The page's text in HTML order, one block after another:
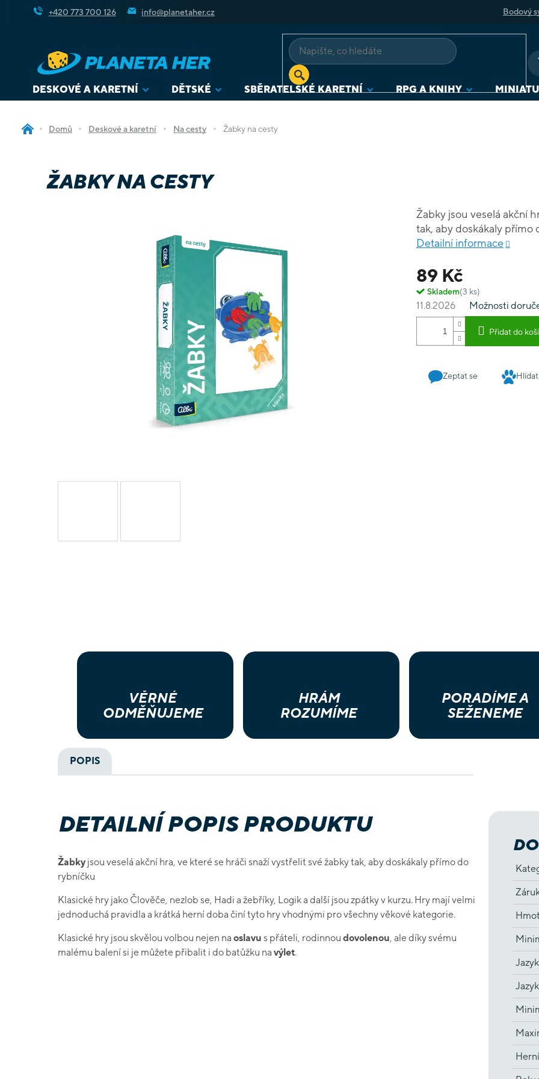
+420 773 700 126 info@planetaher.cz Bodový
DESKOVÉ A KARETNÍ DĚTSKÉ SBĚRATELSKÉ KARETNÍ RPG A KNIHY
Domů Deskové a karetní Na cesty Žabky na cesty
ŽABKY NA CESTY
89 Kč
Skladem(3 ks)
11.8.2026 Možnosti
Přidat do
Žabky jsou veselá akční
tak, aby doskákaly přímo
Detailní informace
Zeptat se Hlídat
VĚRNÉ
ODMĚŇUJEME
HRÁM
ROZUMÍME
PORADÍME A
SEŽENEME
POPIS
DETAILNÍ POPIS PRODUKTU
Žabky jsou veselá akční hra, ve které se hráči snaží vystřelit své žabky tak, aby doskákaly přímo do
rybníčku
Klasické hry jako Člověče, nezlob se, Hadi a žebříky, Logik a další jsou zpátky v kurzu. Hry mají velmi
jednoduchá pravidla a krátká herní doba činí tyto hry vhodnými pro všechny věkové kategorie.
Klasické hry jsou skvělou volbou nejen na oslavu s přáteli, rodinnou dovolenou, ale díky svému
malému balení si je můžete přibalit i do batůžku na výlet.